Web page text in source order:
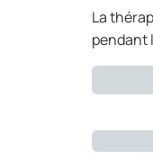
La
pendant